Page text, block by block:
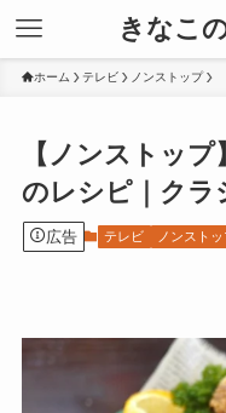
きなこ
ホーム テレビ ノンストップ
【ノンストッ
のレシピ｜クラ
広告 テレビ ノンスト